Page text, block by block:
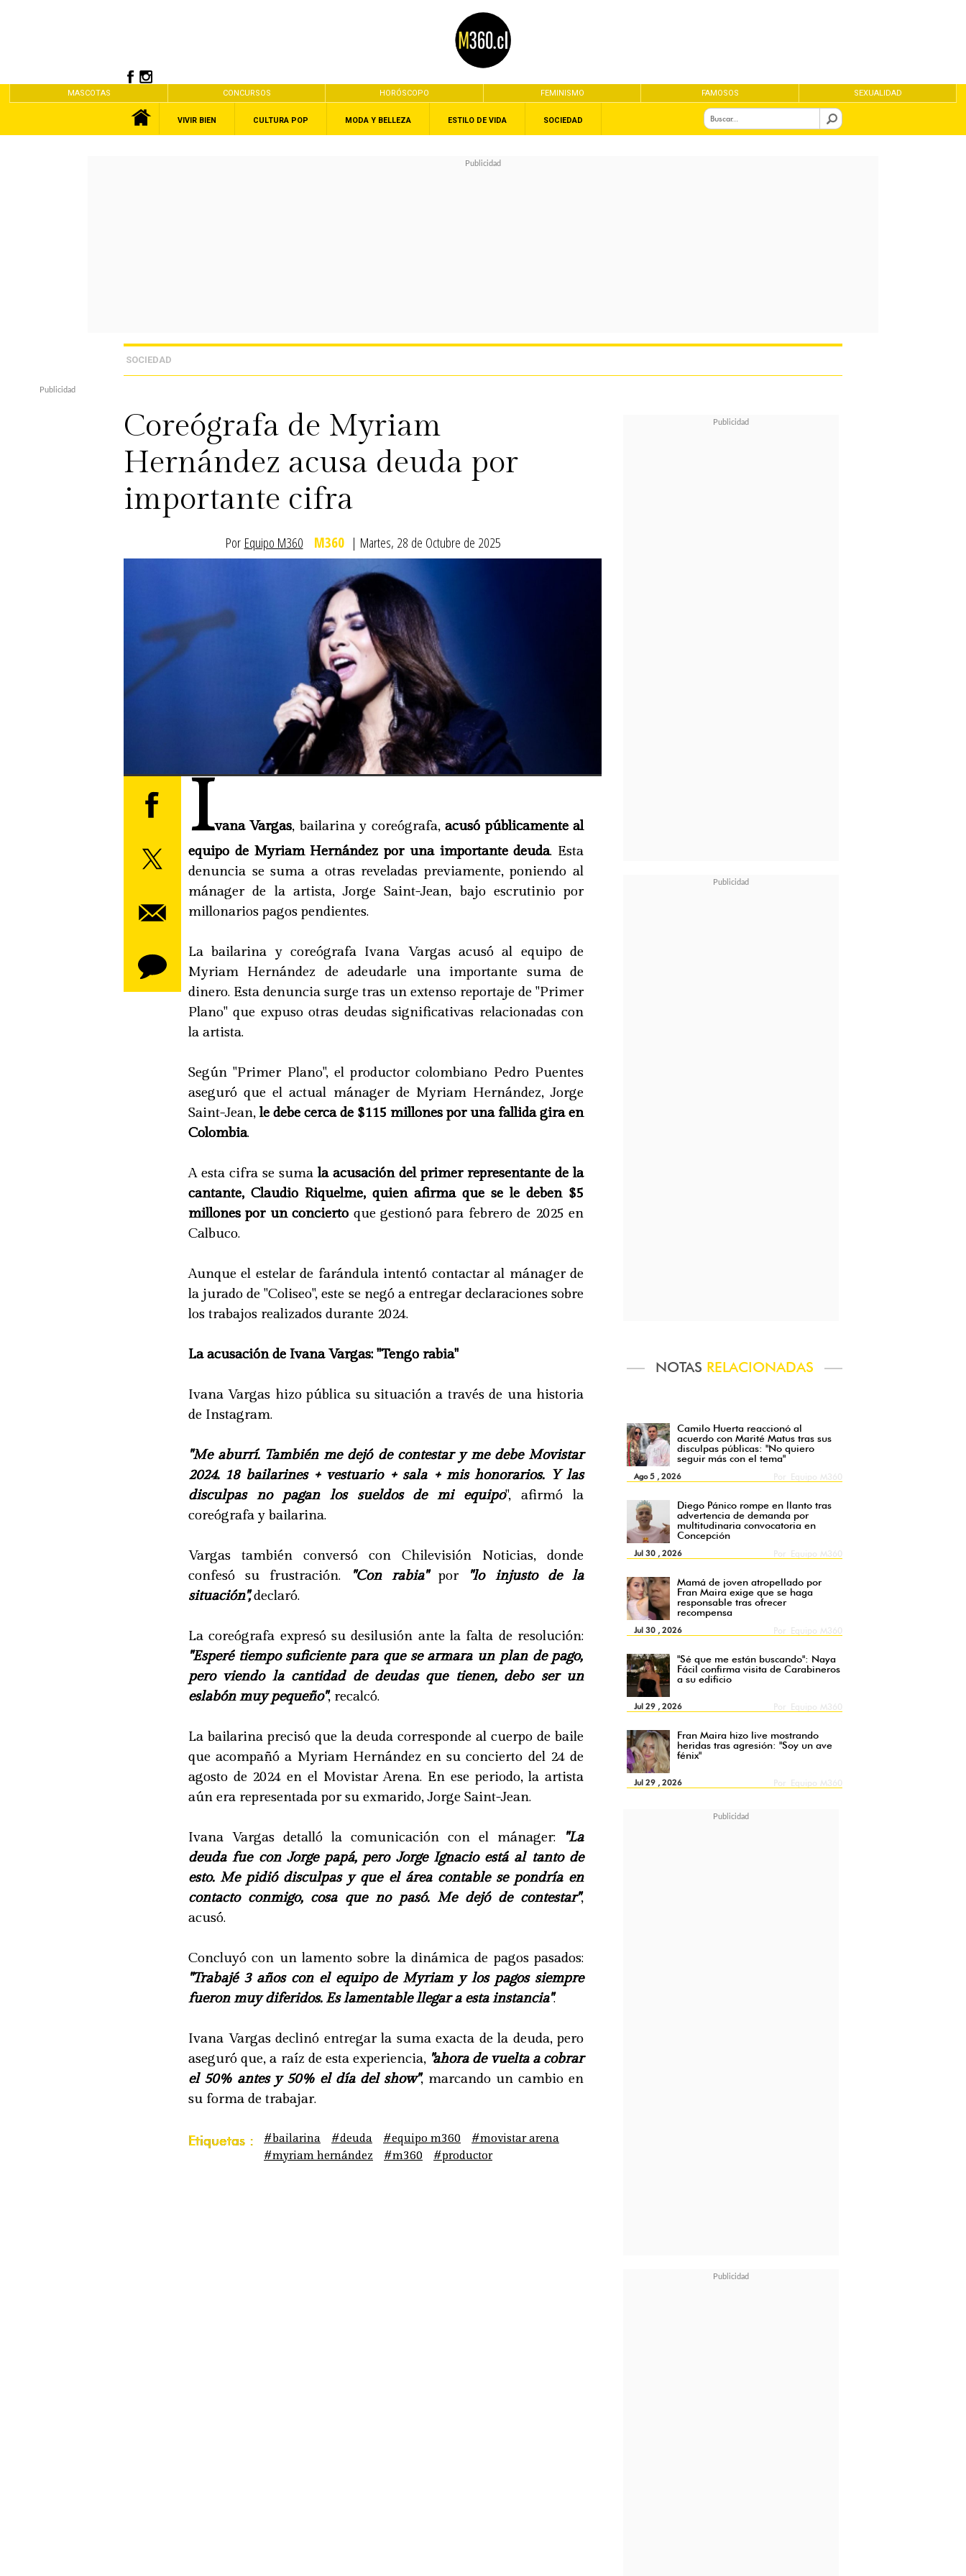
MASCOTAS CONCURSOS HORÓSCOPO FEMINISMO FAMOSOS SEXUALIDAD
VIVIR BIEN CULTURA POP MODA Y BELLEZA ESTILO DE VIDA SOCIEDAD
SOCIEDAD
Coreógrafa de Myriam
Hernández acusa deuda por
importante cifra
Por Equipo M360 M360 | Martes, 28 de Octubre de 2025
NOTAS RELACIONADAS
Camilo Huerta reaccionó al
acuerdo con Marité Matus tras sus
disculpas públicas: "No quiero
seguir más con el tema"
Ago 5 , 2026
Diego Pánico rompe en llanto tras
advertencia de demanda por
multitudinaria convocatoria en
Concepción
Jul 30 , 2026
Mamá de joven atropellado por
Fran Maira exige que se haga
responsable tras ofrecer
recompensa
Jul 30 , 2026
"Sé que me están buscando": Naya
Fácil confirma visita de Carabineros
a su edificio
Jul 29 , 2026
Fran Maira hizo live mostrando
heridas tras agresión: "Soy un ave
fénix"
Jul 29 , 2026
Ivana Vargas, bailarina y coreógrafa,acusó públicamente al
equipo de Myriam Hernández por una importante deuda. Esta
denuncia se suma a otras reveladas previamente, poniendo al
mánager de la artista, Jorge Saint-Jean, bajo escrutinio por
millonarios pagos pendientes.
La bailarina y coreógrafa Ivana Vargas acusó al equipo de
Myriam Hernández de adeudarle una importante suma de
dinero. Esta denuncia surge tras un extenso reportaje de "Primer
Plano" que expuso otras deudas significativas relacionadas con
la artista.
Según "Primer Plano", el productor colombiano Pedro Puentes
aseguró que el actual mánager de Myriam Hernández, Jorge
Saint-Jean, le debe cerca de $115 millones por una fallida gira en
Colombia.
A esta cifra se suma la acusación del primer representante de la
cantante, Claudio Riquelme, quien afirma que se le deben $5
millones por un concierto que gestionó para febrero de 2025 en
Calbuco.
Aunque el estelar de farándula intentó contactar al mánager de
la jurado de "Coliseo", este se negó a entregar declaraciones sobre
los trabajos realizados durante 2024.
La acusación de Ivana Vargas: "Tengo rabia"
Ivana Vargas hizo pública su situación a través de una historia
de Instagram.
"Me aburrí. También me dejó de contestar y me debe Movistar
2024. 18 bailarines + vestuario + sala + mis honorarios. Y las
disculpas no pagan los sueldos de mi equipo", afirmó la
coreógrafa y bailarina.
Vargas también conversó con Chilevisión Noticias, donde
confesó su frustración. "Con rabia"por
"lo injusto de la
situación",declaró.
La coreógrafa expresó su desilusión ante la falta de resolución:
"Esperé tiempo suficiente para que se armara un plan de pago,
pero viendo la cantidad de deudas que tienen, debo ser un
eslabón muy pequeño", recalcó.
La bailarina precisó que la deuda corresponde al cuerpo de baile
que acompañó a Myriam Hernández en su concierto del 24 de
agosto de 2024 en el Movistar Arena. En ese periodo, la artista
aún era representada por su exmarido, Jorge Saint-Jean.
Ivana Vargas detalló la comunicación con el mánager:
"La
deuda fue con Jorge papá, pero Jorge Ignacio está al tanto de
esto. Me pidió disculpas y que el área contable se pondría en
contacto conmigo, cosa que no pasó. Me dejó de contestar",
acusó.
Concluyó con un lamento sobre la dinámica de pagos pasados:
"Trabajé 3 años con el equipo de Myriam y los pagos siempre
fueron muy diferidos. Es lamentable llegar a esta instancia".
Ivana Vargas declinó entregar la suma exacta de la deuda, pero
aseguró que, a raíz de esta experiencia, "ahora de vuelta a cobrar
el 50% antes y 50% el día del show", marcando un cambio en
su forma de trabajar.
Etiquetas : #bailarina #deuda #equipo m360
#movistar arena
#myriam hernández
#m360 #productor